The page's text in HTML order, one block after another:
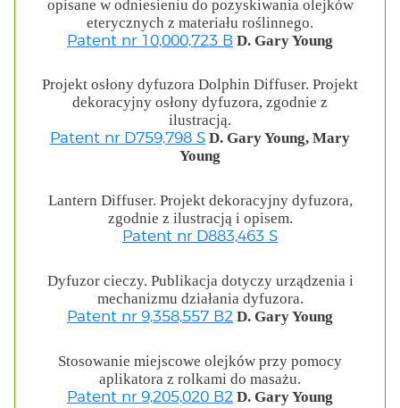
opisane w odniesieniu do pozyskiwania olejków
eterycznych z materiału roślinnego.
Patent nr 10,000,723 B D. Gary Young
Projekt osłony dyfuzora Dolphin Diffuser. Projekt
dekoracyjny osłony dyfuzora, zgodnie z
ilustracją.
Patent nr D759,798 S D. Gary Young, Mary
Young
Lantern Diffuser. Projekt dekoracyjny dyfuzora,
zgodnie z ilustracją i opisem.
Patent nr D883,463 S
Dyfuzor cieczy. Publikacja dotyczy urządzenia i
mechanizmu działania dyfuzora.
Patent nr 9,358,557 B2 D. Gary Young
Stosowanie miejscowe olejków przy pomocy
aplikatora z rolkami do masażu.
Patent nr 9,205,020 B2 D. Gary Young